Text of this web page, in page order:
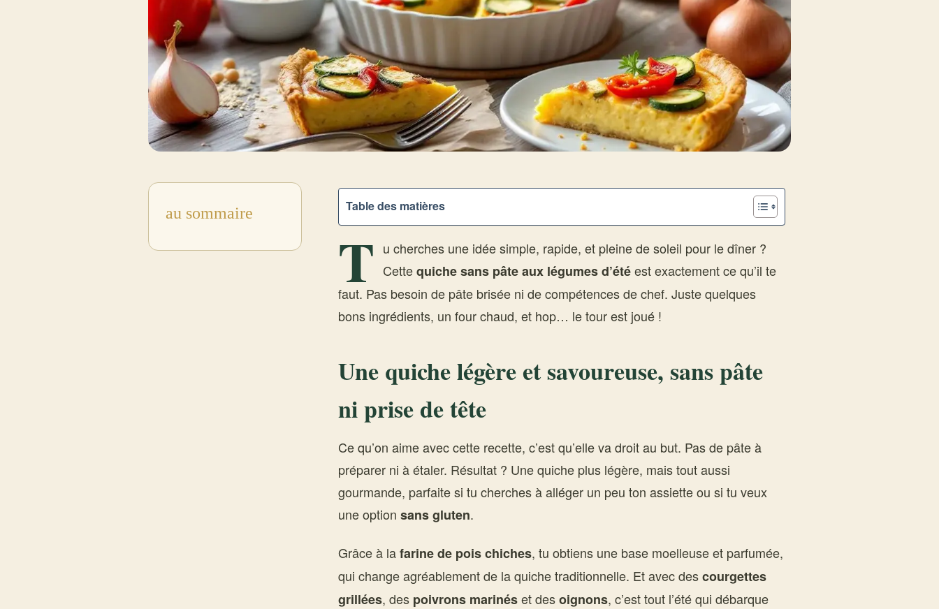
au sommaire Table des matières
T u cherches une idée simple, rapide, et pleine de soleil pour le dîner ?
Cettequiche sans pâte aux légumes d’étéest exactement ce qu’il te
faut. Pas besoin de pâte brisée ni de compétences de chef. Juste quelques
bons ingrédients, un four chaud, et hop… le tour est joué !
Une quiche légère et savoureuse, sans pâte
ni prise de tête
Ce qu’on aime avec cette recette, c’est qu’elle va droit au but. Pas de pâte à
préparer ni à étaler. Résultat ? Une quiche plus légère, mais tout aussi
gourmande, parfaite si tu cherches à alléger un peu ton assiette ou si tu veux
une option sans gluten.
Grâce à lafarine de pois chiches, tu obtiens une base moelleuse et parfumée,
qui change agréablement de la quiche traditionnelle. Et avec descourgettes
grillées, des poivrons marinéset desoignons, c’est tout l’été qui débarque